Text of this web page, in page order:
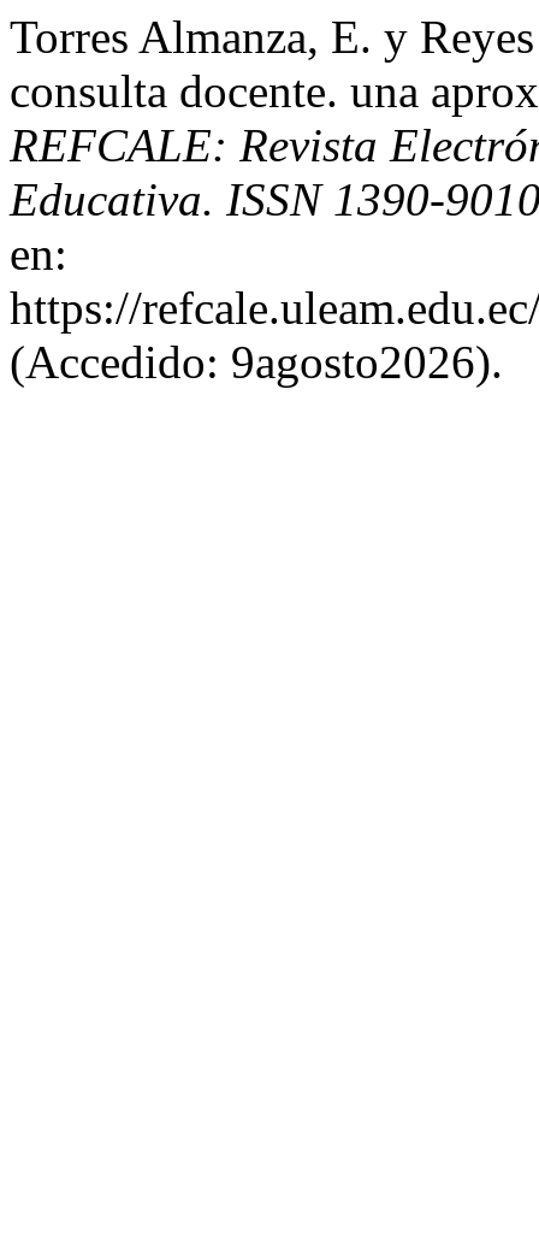
Torres Almanza, E. y
consulta docente. una
REFCALE: Revista
Educativa. ISSN 1390-
en:
https://
(Accedido: 9agosto2026).